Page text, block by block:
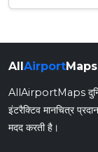
All AirportMaps
AllAirportMaps
इंटरैक्टिव मानचित्र
मदद करती है।